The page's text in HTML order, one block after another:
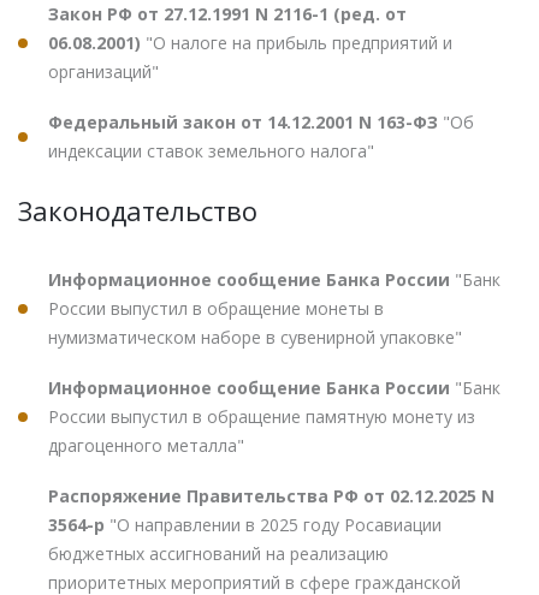
Закон РФ от 27.12.1991 N 2116-1 (ред. от
06.08.2001) "О налоге на прибыль предприятий и
организаций"
Федеральный закон от 14.12.2001 N 163-ФЗ "Об
индексации ставок земельного налога"
Законодательство
Информационное сообщение Банка России "Банк
России выпустил в обращение монеты в
нумизматическом наборе в сувенирной упаковке"
Информационное сообщение Банка России "Банк
России выпустил в обращение памятную монету из
драгоценного металла"
Распоряжение Правительства РФ от 02.12.2025 N
3564-р "О направлении в 2025 году Росавиации
бюджетных ассигнований на реализацию
приоритетных мероприятий в сфере гражданской